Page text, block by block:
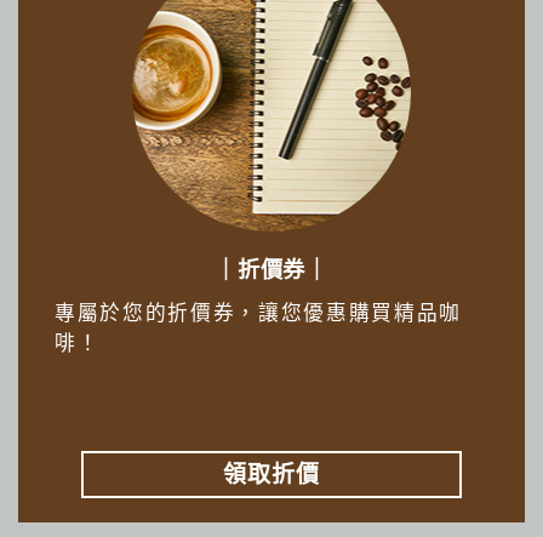
｜折價券｜
專屬於您的折價券，讓您優惠購買精品咖
啡！
領取折價